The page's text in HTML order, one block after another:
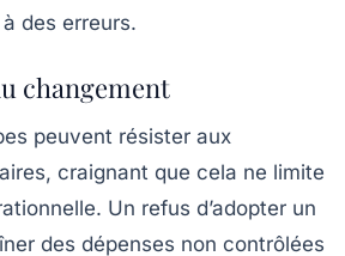
des erreurs.
changement
peuvent résister aux
craignant que cela ne limite
Un refus d’adopter un
des dépenses non contrôlées